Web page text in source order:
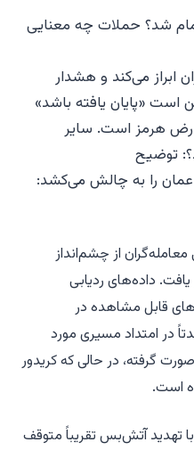
شد؟ حملات چه معنایی
ابراز می‌کند و هشدار
«پایان یافته باشد»
هرمز است. سایر
توضیح
عمان را به چالش می‌کشد:
معامله‌گران از چشم‌انداز
داده‌های ردیابی
قابل مشاهده در
در امتداد مسیری مورد
صورت گرفته، در حالی که کریدور
است.
تهدید آتش‌بس تقریباً متوقف